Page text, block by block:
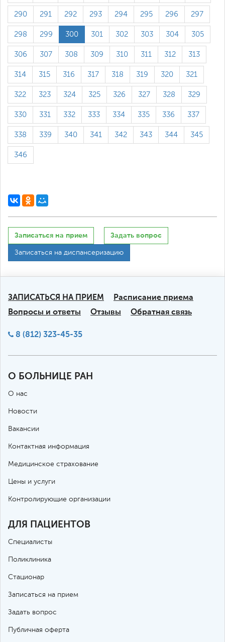
290 291 292 293 294 295 296 297
298 299 300 301 302 303 304 305
306 307 308 309 310 311 312 313
314 315 316 317 318 319 320 321
322 323 324 325 326 327 328 329
330 331 332 333 334 335 336 337
338 339 340 341 342 343 344 345
346
Записаться на прием Задать вопрос
Записаться на диспансеризацию
ЗАПИСАТЬСЯ НА ПРИЕМ
Расписание приема
Вопросы и ответы
Отзывы Обратная связь
8 (812) 323-45-35
О БОЛЬНИЦЕ РАН
О нас
Новости
Вакансии
Контактная информация
Медицинское страхование
Цены и услуги
Контролирующие организации
ДЛЯ ПАЦИЕНТОВ
Специалисты
Поликлиника
Стационар
Записаться на прием
Задать вопрос
Публичная оферта